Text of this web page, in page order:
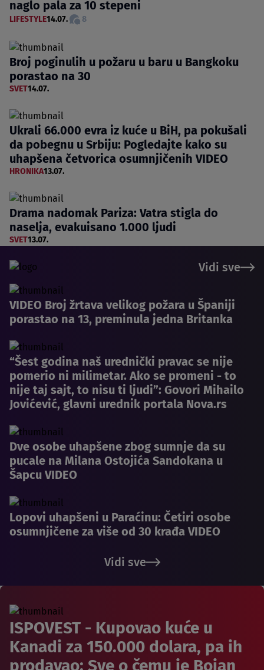
naglo pala za 10 stepeni
LIFESTYLE14.07. 8
Broj poginulih u požaru u baru u Bangkoku
porastao na 30
SVET14.07.
Ukrali 66.000 evra iz kuće u BiH, pa pokušali
da pobegnu u Srbiju: Pogledajte kako su
uhapšena četvorica osumnjičenih VIDEO
HRONIKA13.07.
Drama nadomak Pariza: Vatra stigla do
naselja, evakuisano 1.000 ljudi
SVET13.07.
Vidi sve
VIDEO Broj žrtava velikog požara u Španiji
porastao na 13, preminula jedna Britanka
“Šest godina naš urednički pravac se nije
pomerio ni milimetar. Ako se promeni - to
nije taj sajt, to nisu ti ljudi”: Govori Mihailo
Jovićević, glavni urednik portala Nova.rs
Dve osobe uhapšene zbog sumnje da su
pucale na Milana Ostojića Sandokana u
Šapcu VIDEO
Lopovi uhapšeni u Paraćinu: Četiri osobe
osumnjičene za više od 30 krađa VIDEO
Vidi sve
ISPOVEST - Kupovao kuće u
Kanadi za 150.000 dolara, pa ih
prodavao: Sve o čemu je Bojan